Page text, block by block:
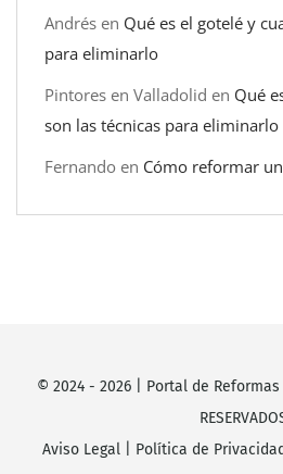
Andrés en Qué es el gotelé y
para eliminarlo
Pintores en Valladolid en Qué
son las técnicas para eliminarlo
Fernando en Cómo reformar
© 2024 - 2026| Portal de Reformas
Aviso Legal| Política de Privacidad